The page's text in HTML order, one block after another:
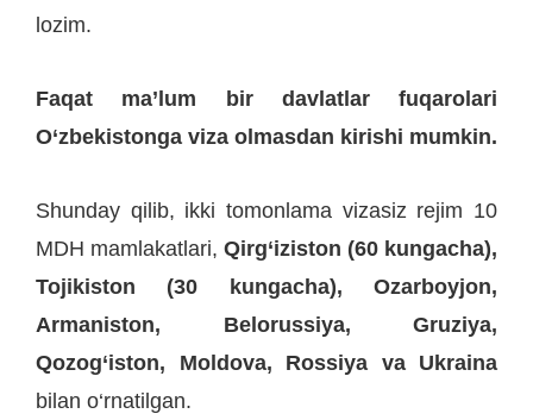
lozim.
Faqat ma’lum bir davlatlar fuqarolari
O‘zbekistonga viza olmasdan kirishi mumkin.
Shunday qilib, ikki tomonlama vizasiz rejim 10
MDH mamlakatlari, Qirg‘iziston (60 kungacha),
Tojikiston (30 kungacha), Ozarboyjon,
Armaniston, Belorussiya, Gruziya,
Qozog‘iston, Moldova, Rossiya va Ukraina
bilan o‘rnatilgan.